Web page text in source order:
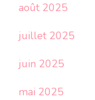
août 2025
juillet 2025
juin 2025
mai 2025